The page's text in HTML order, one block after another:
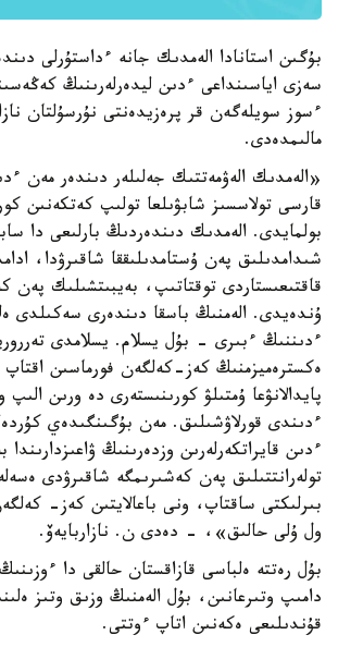
بۇگىن استانادا الەمدىك جانە ءداستۇرلى
ءسوز سويلەگەن قر پرەزيدەنتى نۇرسۇلتان
مالىمدەدى.
«الەمدىك الەۋمەتتىك جەلىلەر دىندەر مەن
قارسى تولاسسىز شابۋىلعا تولىپ كەتكەنىن
بولمايدى. الەمدىك دىندەردىڭ بارلىعى دا
شىدامدىلىق پەن ۇستامدىلىققا شاقىرۋدا،
قاقتىعىستاردى توقتاتىپ، بەيبىتشىلىك پەن
ۇندەيدى. الەمنىڭ باسقا دىندەرى سەكىلدى
ءدىننىڭ ءبىرى - بۇل يسلام. يسلامدى
ەكسترەميزمنىڭ كەز-كەلگەن فورماسىن اقتاپ
پايدالانۋعا ۇمتىلۋ كورىنىستەرى دە ورىن
ءدىندى قورلاۋشىلىق. مەن بۇگىنگىدەي
ءدىن قايراتكەرلەرىن وزدەرىنىڭ ۋاعىزدارىندا
تولەرانتتىلىق پەن كەشىرىمگە شاقىرۋدى
بىرلىكتى ساقتاپ، ونى باعالايتىن كەز-
ول ۇلى حالىق»، - دەدى ن. نازاربايەۆ.
بۇل رەتتە ەلباسى قازاقستان حالقى دا
دامىپ وتىرعانىن، بۇل الەمنىڭ وزىق وتىز
قۇندىلىعى ەكەنىن اتاپ ءوتتى.